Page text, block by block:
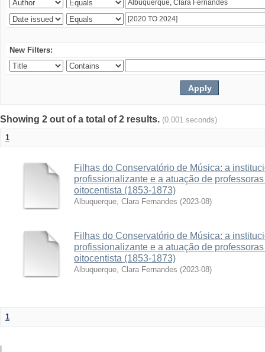
New Filters:
Showing 2 out of a total of 2 results. (0.001 seconds)
1
Filhas do Conservatório de Música: a
profissionalizante e a atuação de
oitocentista (1853-1873)
Albuquerque, Clara Fernandes (2023-08)
Filhas do Conservatório de Música: a
profissionalizante e a atuação de
oitocentista (1853-1873)
Albuquerque, Clara Fernandes (2023-08)
1